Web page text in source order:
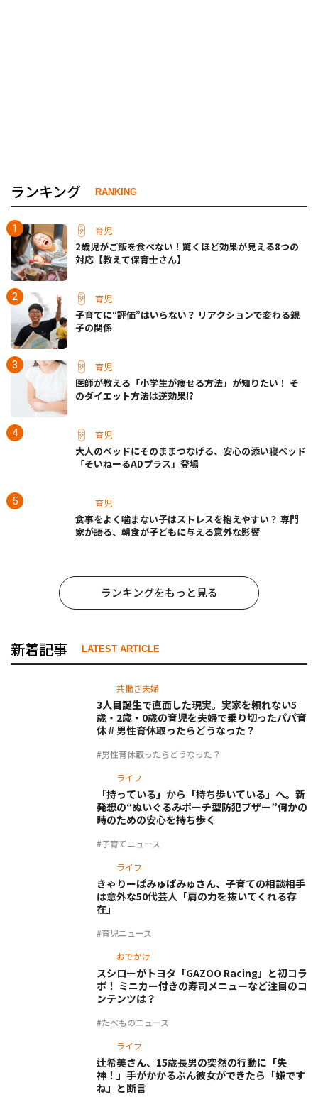
ランキング RANKING
育児
2歳児がご飯を食べない！驚くほど効果が見える8つの
対応【教えて保育士さん】
育児
子育てに“評価”はいらない？ リアクションで変わる親
子の関係
育児
医師が教える「小学生が痩せる方法」が知りたい！ そ
のダイエット方法は逆効果!?
育児
大人のベッドにそのままつなげる、安心の添い寝ベッド
「そいねーるADプラス」登場
育児
食事をよく噛まない子はストレスを抱えやすい？ 専門
家が語る、朝食が子どもに与える意外な影響
ランキングをもっと見る
新着記事 LATEST ARTICLE
共働き夫婦
#男性育休取ったらどうなった？
3人目誕生で直面した現実。実家を頼れない5
歳・2歳・0歳の育児を夫婦で乗り切ったパパ育
休＃男性育休取ったらどうなった？
ライフ
#子育てニュース
「持っている」から「持ち歩いている」へ。新
発想の“ぬいぐるみポーチ型防犯ブザー”何かの
時のための安心を持ち歩く
ライフ
#育児ニュース
きゃりーぱみゅぱみゅさん、子育ての相談相手
は意外な50代芸人「肩の力を抜いてくれる存
在」
おでかけ
#たべものニュース
スシローがトヨタ「GAZOO Racing」と初コラ
ボ！ ミニカー付きの寿司メニューなど注目のコ
ンテンツは？
ライフ
辻希美さん、15歳長男の突然の行動に「失
神！」手がかかるぶん彼女ができたら「嫌です
ね」と断言